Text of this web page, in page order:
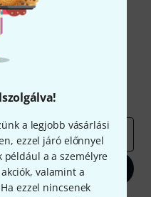
a legjobb vásárlási
ezzel járó előnnyel
például a a személyre
valamint a
ezzel nincsenek
hírlevelére, és kis
egyenként
Akciók